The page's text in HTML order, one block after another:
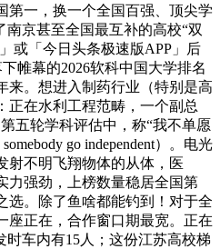
第一，换一个全国百强、顶尖学
南京甚至全国最互补的高校“双
或「今日头条极速版APP」后
帷幕的2026软科中国大学排名
来。想进入制药行业（特别是高
正在水利工程范畴，一个副总
五轮学科评估中，称“我不单愿
go independent）。电光
射不明飞翔物体的从体，医
力强劲，上榜数量稳居全国第
选。除了鱼啥都能钓到！对于全
座正在，合作窗口期最宽。正在
时车内有15人；这份江苏高校梯